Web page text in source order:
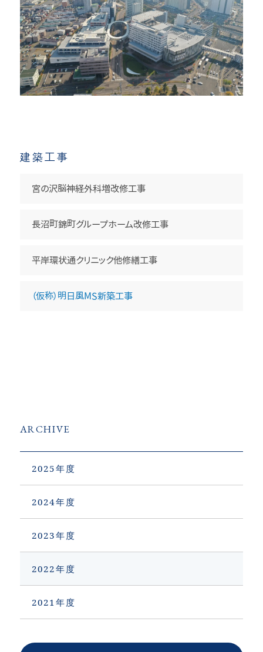
新さっぽろI街区（BiVi新さっぽろ・新さっぽろ
建築工事
宮の沢脳神経外科増改修工事
長沼町錦町グループホーム改修工事
平岸環状通クリニック他修繕工事
（仮称）明日風MS新築工事
ARCHIVE
2025
2024
2023
2022
2021